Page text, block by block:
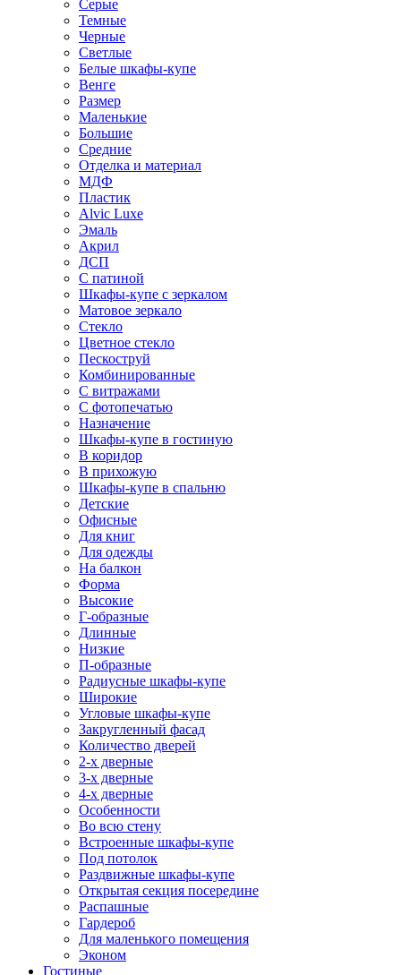
Серые
Темные
Черные
Светлые
Белые шкафы-купе
Венге
Размер
Маленькие
Большие
Средние
Отделка и материал
МДФ
Пластик
Alvic Luxe
Эмаль
Акрил
ДСП
С патиной
Шкафы-купе с зеркалом
Матовое зеркало
Стекло
Цветное стекло
Пескоструй
Комбинированные
С витражами
С фотопечатью
Назначение
Шкафы-купе в гостиную
В коридор
В прихожую
Шкафы-купе в спальню
Детские
Офисные
Для книг
Для одежды
На балкон
Форма
Высокие
Г-образные
Длинные
Низкие
П-образные
Радиусные шкафы-купе
Широкие
Угловые шкафы-купе
Закругленный фасад
Количество дверей
2-х дверные
3-х дверные
4-х дверные
Особенности
Во всю стену
Встроенные шкафы-купе
Под потолок
Раздвижные шкафы-купе
Открытая секция посередине
Распашные
Гардероб
Для маленького помещения
Эконом
Гостиные